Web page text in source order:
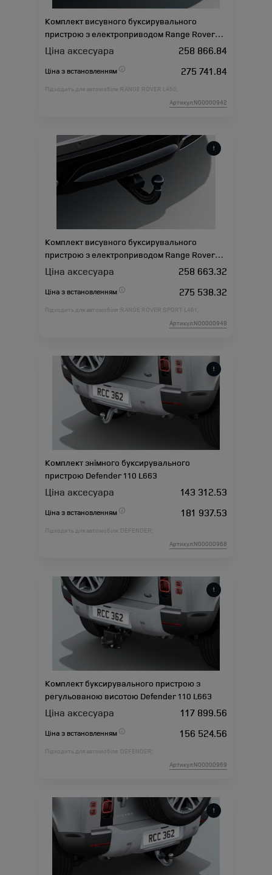
Комплект висувного буксирувального
пристрою з електроприводом Range Rover
L460
Ціна аксесуара 258 866.84
Ціна з встановленням 275 741.84
Підходить для автомобіля : RANGE ROVER L460;
Артикул:N00000942
Комплект висувного буксирувального
пристрою з електроприводом Range Rover
Sport L461
Ціна аксесуара 258 663.32
Ціна з встановленням 275 538.32
Підходить для автомобіля : RANGE ROVER SPORT L461;
Артикул:N00000948
Комплект знімного буксирувального
пристрою Defender 110 L663
Ціна аксесуара 143 312.53
Ціна з встановленням 181 937.53
Підходить для автомобіля : DEFENDER;
Артикул:N00000968
Комплект буксирувального пристрою з
регульованою висотою Defender 110 L663
Ціна аксесуара 117 899.56
Ціна з встановленням 156 524.56
Підходить для автомобіля : DEFENDER;
Артикул:N00000969